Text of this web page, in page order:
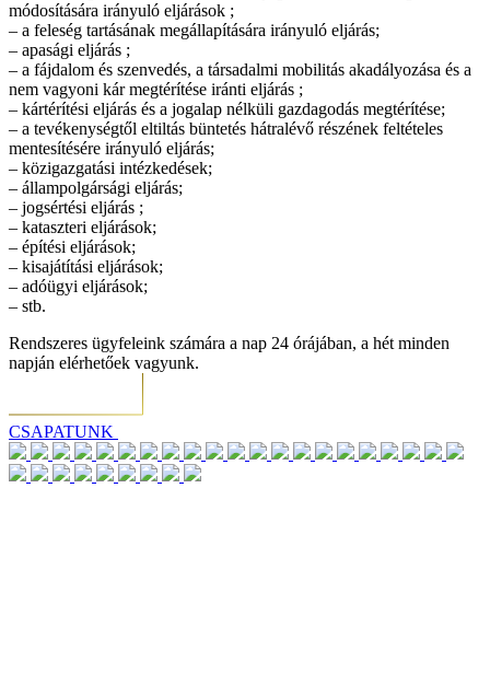
módosítására irányuló eljárások ;
– a feleség tartásának megállapítására irányuló eljárás;
– apasági eljárás ;
– a fájdalom és szenvedés, a társadalmi mobilitás akadályozása és a
nem vagyoni kár megtérítése iránti eljárás ;
– kártérítési eljárás és a jogalap nélküli gazdagodás megtérítése;
– a tevékenységtől eltiltás büntetés hátralévő részének feltételes
mentesítésére irányuló eljárás;
– közigazgatási intézkedések;
– állampolgársági eljárás;
– jogsértési eljárás ;
– kataszteri eljárások;
– építési eljárások;
– kisajátítási eljárások;
– adóügyi eljárások;
– stb.
Rendszeres ügyfeleink számára a nap 24 órájában, a hét minden
napján elérhetőek vagyunk.
CSAPATUNK